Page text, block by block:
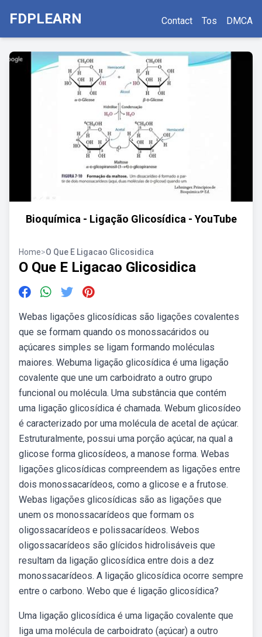
FDPLEARN Contact Tos DMCA
Bioquímica - Ligação Glicosídica - YouTube
Home>O Que E Ligacao Glicosidica
O Que E Ligacao Glicosidica
Webas ligações glicosídicas são ligações covalentes
que se formam quando os monossacáridos ou
açúcares simples se ligam formando moléculas
maiores. Webuma ligação glicosídica é uma ligação
covalente que une um carboidrato a outro grupo
funcional ou molécula. Uma substância que contém
uma ligação glicosídica é chamada. Webum glicosídeo
é caracterizado por uma molécula de acetal de açúcar.
Estruturalmente, possui uma porção açúcar, na qual a
glicose forma glicosídeos, a manose forma. Webas
ligações glicosídicas compreendem as ligações entre
dois monossacarídeos, como a glicose e a frutose.
Webas ligações glicosídicas são as ligações que
unem os monossacarídeos que formam os
oligossacarídeos e polissacarídeos. Webos
oligossacarídeos são glícidos hidrolisáveis que
resultam da ligação glicosídica entre dois a dez
monossacarídeos. A ligação glicosídica ocorre sempre
entre o carbono. Webo que é ligação glicosídica?
Uma ligação glicosídica é uma ligação covalente que
liga uma molécula de carboidrato (açúcar) a outro